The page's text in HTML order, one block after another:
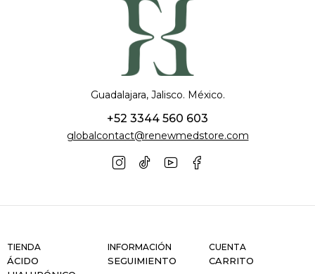
Guadalajara, Jalisco. México.
+52 3344 560 603
globalcontact@renewmedstore.com
TIENDA
ÁCIDO
INFORMACIÓN
SEGUIMIENTO
CUENTA
CARRITO